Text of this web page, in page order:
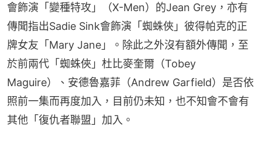
會飾演「變種特攻」（X-Men）的Jean Grey，亦有
傳聞指出Sadie Sink會飾演「蜘蛛俠」彼得帕克的正
牌女友「Mary Jane」。除此之外沒有額外傳聞，至
於前兩代「蜘蛛俠」杜比麥奎爾（Tobey
Maguire）、安德魯嘉菲（Andrew Garfield）是否依
照前一集而再度加入，目前仍未知，也不知會不會有
其他「復仇者聯盟」加入。